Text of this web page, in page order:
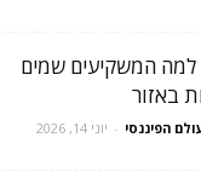
למה המשקיעים שמים
באזור
הפיננסי - יוני 14, 2026